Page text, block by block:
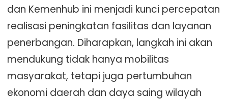
dan Kemenhub ini menjadi kunci percepatan
realisasi peningkatan fasilitas dan layanan
penerbangan. Diharapkan, langkah ini akan
mendukung tidak hanya mobilitas
masyarakat, tetapi juga pertumbuhan
ekonomi daerah dan daya saing wilayah